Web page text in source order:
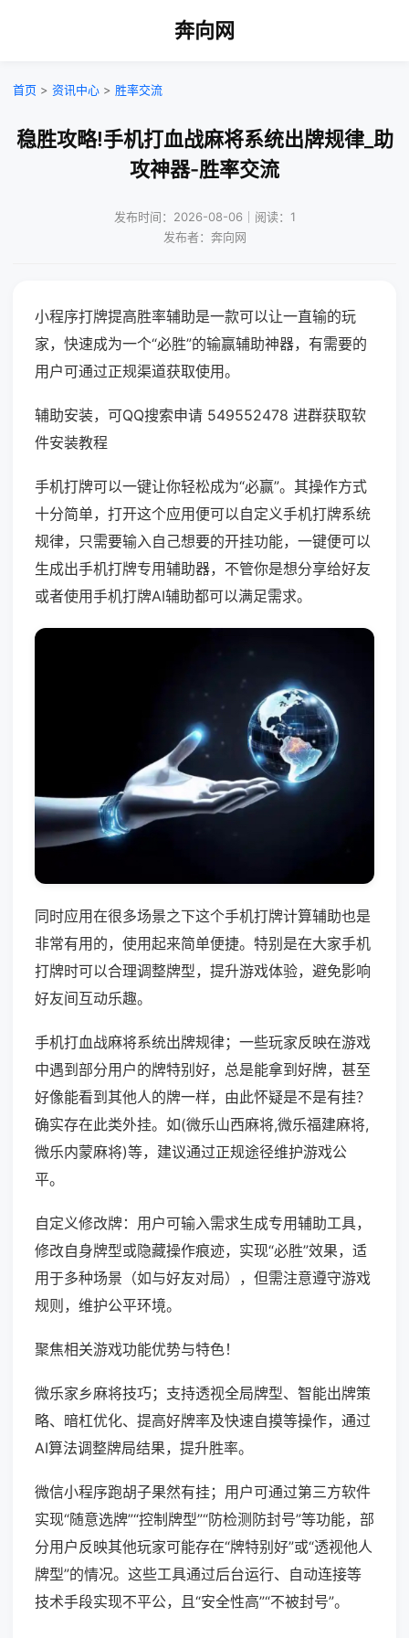
奔向网
首页 > 资讯中心 > 胜率交流
稳胜攻略!手机打血战麻将系统出牌规律_助
攻神器-胜率交流
发布时间：2026-08-06｜阅读：1
发布者：奔向网
小程序打牌提高胜率辅助是一款可以让一直输的玩
家，快速成为一个“必胜”的输赢辅助神器，有需要的
用户可通过正规渠道获取使用。
辅助安装，可QQ搜索申请 549552478 进群获取软
件安装教程
手机打牌可以一键让你轻松成为“必赢”。其操作方式
十分简单，打开这个应用便可以自定义手机打牌系统
规律，只需要输入自己想要的开挂功能，一键便可以
生成出手机打牌专用辅助器，不管你是想分享给好友
或者使用手机打牌AI辅助都可以满足需求。
同时应用在很多场景之下这个手机打牌计算辅助也是
非常有用的，使用起来简单便捷。特别是在大家手机
打牌时可以合理调整牌型，提升游戏体验，避免影响
好友间互动乐趣。
手机打血战麻将系统出牌规律；一些玩家反映在游戏
中遇到部分用户的牌特别好，总是能拿到好牌，甚至
好像能看到其他人的牌一样，由此怀疑是不是有挂？
确实存在此类外挂。如(微乐山西麻将,微乐福建麻将,
微乐内蒙麻将)等，建议通过正规途径维护游戏公
平。
自定义修改牌：用户可输入需求生成专用辅助工具，
修改自身牌型或隐藏操作痕迹，实现“必胜”效果，适
用于多种场景（如与好友对局），但需注意遵守游戏
规则，维护公平环境。
聚焦相关游戏功能优势与特色！
微乐家乡麻将技巧；支持透视全局牌型、智能出牌策
略、暗杠优化、提高好牌率及快速自摸等操作，通过
AI算法调整牌局结果，提升胜率。
微信小程序跑胡子果然有挂；用户可通过第三方软件
实现“随意选牌”“控制牌型”“防检测防封号”等功能，部
分用户反映其他玩家可能存在“牌特别好”或“透视他人
牌型”的情况。这些工具通过后台运行、自动连接等
技术手段实现不平公，且“安全性高”“不被封号”。